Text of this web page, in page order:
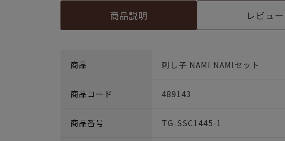
商品説明 レビュー
商品 刺し子 NAMI NAMIセット
商品コード 489143
商品番号 TG-SSC1445-1